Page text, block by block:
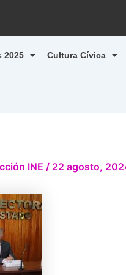
2025 Cultura Cívica
INE / 22 agosto,